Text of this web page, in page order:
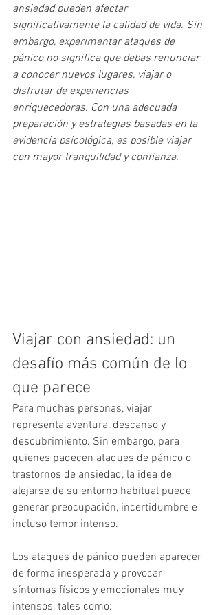
ansiedad pueden afectar
significativamente la calidad de vida. Sin
embargo, experimentar ataques de
pánico no significa que debas renunciar
a conocer nuevos lugares, viajar o
disfrutar de experiencias
enriquecedoras. Con una adecuada
preparación y estrategias basadas en la
evidencia psicológica, es posible viajar
con mayor tranquilidad y confianza.
Viajar con ansiedad: un
desafío más común de lo
que parece
Para muchas personas, viajar
representa aventura, descanso y
descubrimiento. Sin embargo, para
quienes padecen ataques de pánico o
trastornos de ansiedad, la idea de
alejarse de su entorno habitual puede
generar preocupación, incertidumbre e
incluso temor intenso.
Los ataques de pánico pueden aparecer
de forma inesperada y provocar
síntomas físicos y emocionales muy
intensos, tales como: